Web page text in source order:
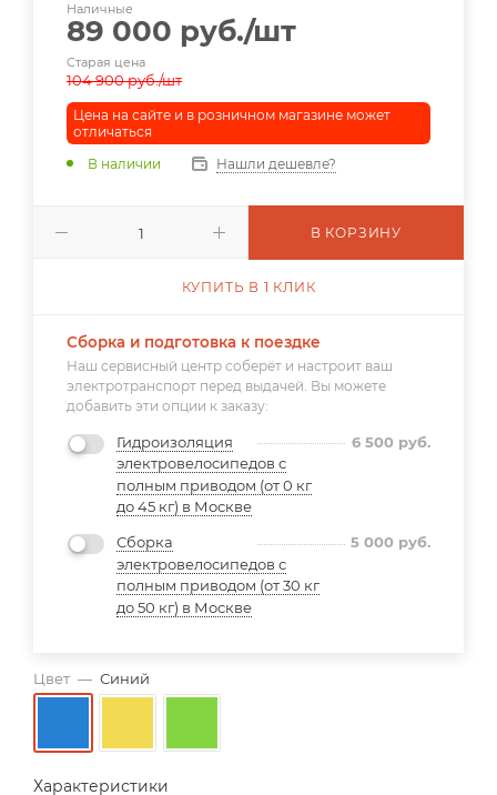
Цвет — Синий
Характеристики
Наличные
89 000 руб./шт
Старая цена
104 900руб./шт
Цена на сайте и в розничном магазине может
отличаться
В наличии
Нашли дешевле?
В КОРЗИНУ
КУПИТЬ В 1 КЛИК
Сборка и подготовка к поездке
Наш сервисный центр соберёт и настроит ваш
электротранспорт перед выдачей. Вы можете
добавить эти опции к заказу:
Гидроизоляция
электровелосипедов с
полным приводом (от 0 кг
до 45 кг) в Москве
6 500 руб.
Сборка
электровелосипедов с
полным приводом (от 30 кг
до 50 кг) в Москве
5 000 руб.